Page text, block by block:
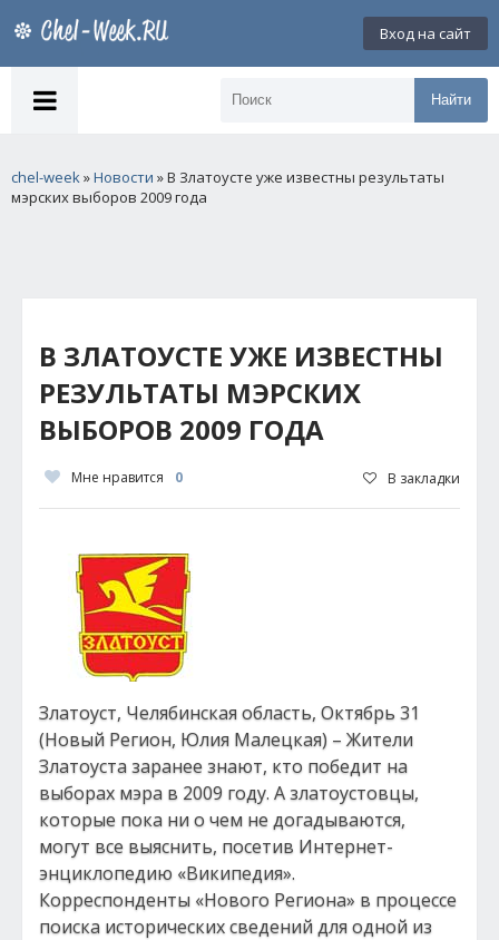
Вход на сайт
Найти
chel-week»Новости » В Златоусте уже известны результаты
мэрских выборов 2009 года
В ЗЛАТОУСТЕ УЖЕ ИЗВЕСТНЫ
РЕЗУЛЬТАТЫ МЭРСКИХ
ВЫБОРОВ 2009 ГОДА
Мне нравится 0 В закладки
Златоуст, Челябинская область, Октябрь 31
(Новый Регион, Юлия Малецкая) – Жители
Златоуста заранее знают, кто победит на
выборах мэра в 2009 году. А златоустовцы,
которые пока ни о чем не догадываются,
могут все выяснить, посетив Интернет-
энциклопедию «Википедия».
Корреспонденты «Нового Региона» в процессе
поиска исторических сведений для одной из